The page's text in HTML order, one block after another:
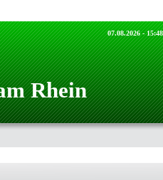
Rhein
07.08.2026 -